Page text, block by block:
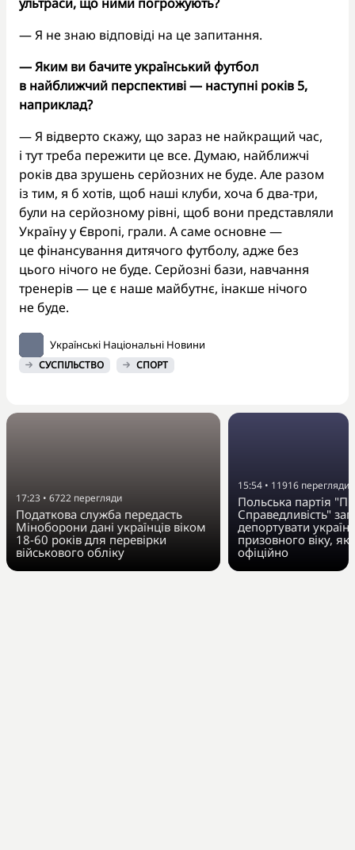
— Я не знаю відповіді на це запитання.
— Яким ви бачите український футбол
в найближчий перспективі — наступні років 5,
наприклад?
— Я відверто скажу, що зараз не найкращий час,
і тут треба пережити це все. Думаю, найближчі
років два зрушень серйозних не буде. Але разом
із тим, я б хотів, щоб наші клуби, хоча б два-три,
були на серйозному рівні, щоб вони представляли
Україну у Європі, грали. А саме основне —
це фінансування дитячого футболу, адже без
цього нічого не буде. Серйозні бази, навчання
тренерів — це є наше майбутнє, інакше нічого
не буде.
Українські Національні Новини
СУСПІЛЬСТВО СПОРТ
17:23 • 6722 перегляди
Податкова служба передасть
Міноборони дані українців віком
18-60 років для перевірки
військового обліку
15:54 • 11916 перегляди
Польська партія
Справедливість"
депортувати
призовного віку,
офіційно